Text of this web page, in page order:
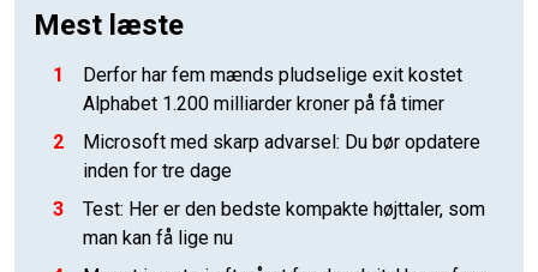
Mest læste
1
Derfor har fem mænds pludselige exit kostet
Alphabet 1.200 milliarder kroner på få timer
2
Microsoft med skarp advarsel: Du bør opdatere
inden for tre dage
3
Test: Her er den bedste kompakte højttaler, som
man kan få lige nu